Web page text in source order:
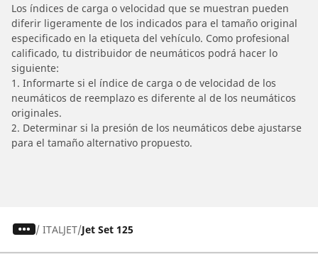
Los índices de carga o velocidad que se muestran pueden
diferir ligeramente de los indicados para el tamaño original
especificado en la etiqueta del vehículo. Como profesional
calificado, tu distribuidor de neumáticos podrá hacer lo
siguiente:
1. Informarte si el índice de carga o de velocidad de los
neumáticos de reemplazo es diferente al de los neumáticos
originales.
2. Determinar si la presión de los neumáticos debe ajustarse
para el tamaño alternativo propuesto.
/ ITALJET Jet Set 125